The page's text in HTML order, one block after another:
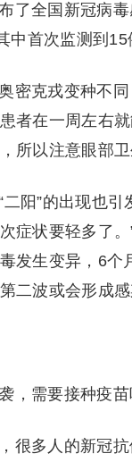
了全国新冠病
中首次监测到
密克戎变种不
者在一周左右
所以注意眼部
二阳”的出现也
症状要轻多了
发生变异，6
二波或会形成感
，需要接种疫苗
很多人的新冠